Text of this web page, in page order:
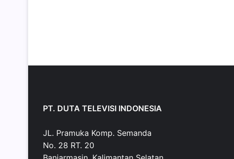
PT. DUTA TELEVISI INDONESIA
JL. Pramuka Komp. Semanda
No. 28 RT. 20